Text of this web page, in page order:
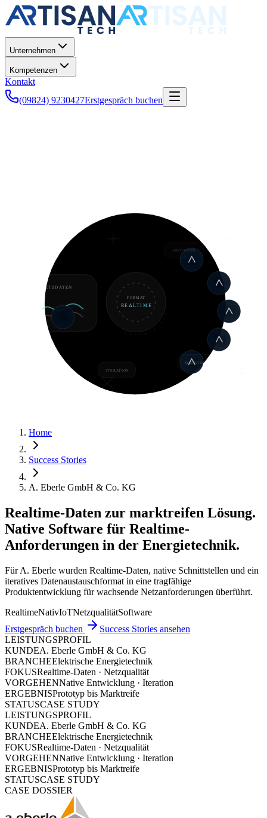
Unternehmen
Kompetenzen
Kontakt
(09824) 9230427Erstgespräch buchen
NETZDATEN
FORMAT
REALTIME
PROTOTYP
MARKTREIFE
ITERATION
Home
Success Stories
A. Eberle GmbH & Co. KG
Realtime-Daten zur marktreifen Lösung.
Native Software für Realtime-
Anforderungen in der Energietechnik.
Für A. Eberle wurden Realtime-Daten, native Schnittstellen und ein
iteratives Datenaustauschformat in eine tragfähige
Produktentwicklung für wachsende Netzanforderungen überführt.
RealtimeNativIoTNetzqualitätSoftware
Erstgespräch buchen
Success Stories ansehen
LEISTUNGSPROFIL
KUNDEA. Eberle GmbH & Co. KG
BRANCHEElektrische Energietechnik
FOKUSRealtime-Daten · Netzqualität
VORGEHENNative Entwicklung · Iteration
ERGEBNISPrototyp bis Marktreife
STATUSCASE STUDY
LEISTUNGSPROFIL
KUNDEA. Eberle GmbH & Co. KG
BRANCHEElektrische Energietechnik
FOKUSRealtime-Daten · Netzqualität
VORGEHENNative Entwicklung · Iteration
ERGEBNISPrototyp bis Marktreife
STATUSCASE STUDY
CASE DOSSIER